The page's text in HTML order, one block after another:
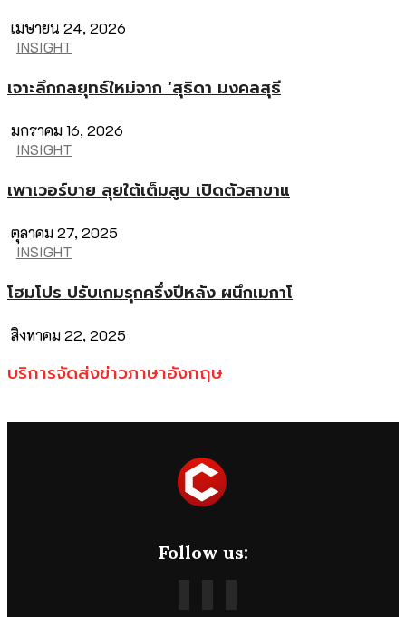
เมษายน 24, 2026
INSIGHT
เจาะลึกกลยุทธ์ใหม่จาก ‘สุธิดา มงคลสุธี
มกราคม 16, 2026
INSIGHT
เพาเวอร์บาย ลุยใต้เต็มสูบ เปิดตัวสาขาแ
ตุลาคม 27, 2025
INSIGHT
โฮมโปร ปรับเกมรุกครึ่งปีหลัง ผนึกเมกาโ
สิงหาคม 22, 2025
บริการจัดส่งข่าวภาษาอังกฤษ
Follow us: